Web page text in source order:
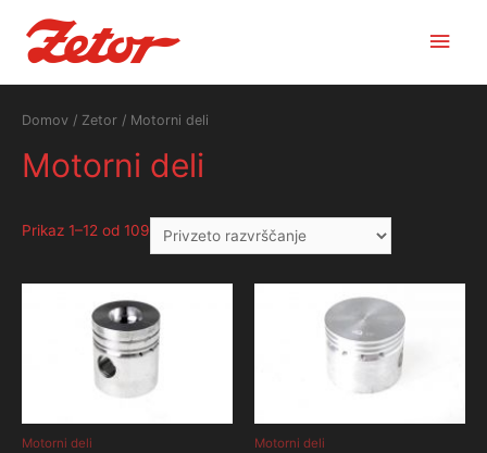
Main
Domov / Zetor / Motorni deli
Motorni deli
Prikaz 1–12 od 109
Motorni deli Motorni deli